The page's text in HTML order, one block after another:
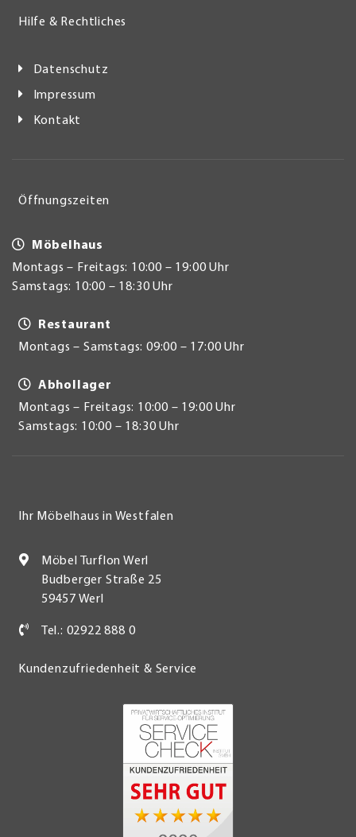
Hilfe & Rechtliches
Datenschutz
Impressum
Kontakt
Öffnungszeiten
Möbelhaus
Montags – Freitags: 10:00 – 19:00 Uhr
Samstags: 10:00 – 18:30 Uhr
Restaurant
Montags – Samstags: 09:00 – 17:00 Uhr
Abhollager
Montags – Freitags: 10:00 – 19:00 Uhr
Samstags: 10:00 – 18:30 Uhr
Ihr Möbelhaus in Westfalen
Möbel Turflon Werl
Budberger Straße 25
59457 Werl
Tel.: 02922 888 0
Kundenzufriedenheit & Service